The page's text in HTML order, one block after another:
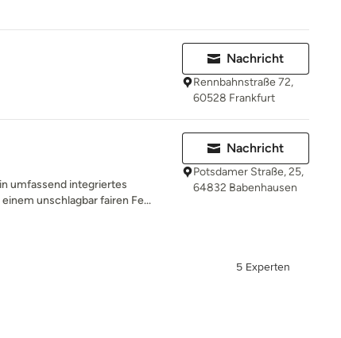
Nachricht
Rennbahnstraße 72,
60528 Frankfurt
umfassend integriertes
unschlagbar fairen Fe...
Nachricht
Potsdamer Straße, 25,
64832 Babenhausen
5 Experten